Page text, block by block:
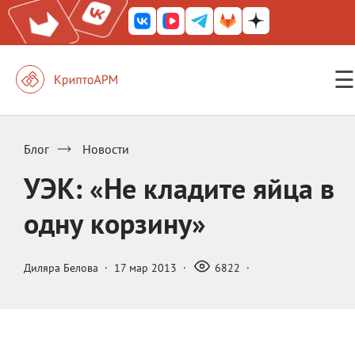
☰
Железный почтовый ящик
КриптоАРМ Mobile
КриптоАРМ ID
Блог Новости
УЭК: «Не кладите яйца в
одну корзину»
Диляра Белова · 17 мар 2013 · 6822 ·